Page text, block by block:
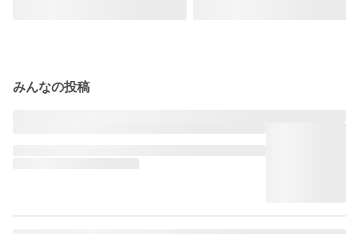
みんなの投稿